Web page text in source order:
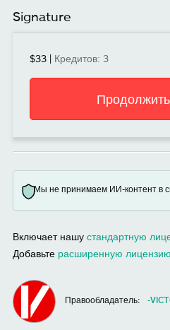
Signature
$33 | Кредитов: 3
Мы не принимаем ИИ-контент в
Включает нашу стандартную
Добавьте расширенную лицензию
Правообладатель: -